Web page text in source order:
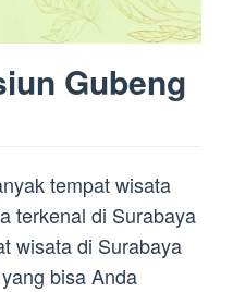
Gubeng
tempat wisata
terkenal di Surabaya
wisata di Surabaya
bisa Anda